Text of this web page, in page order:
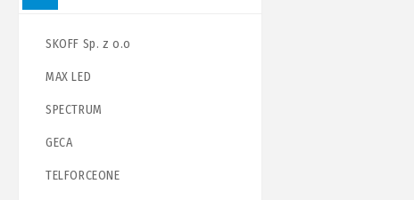
SKOFF Sp. z o.o
MAX LED
SPECTRUM
GECA
TELFORCEONE